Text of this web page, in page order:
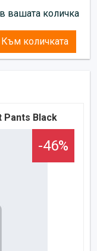
вашата количка
Към количката
Pants Black
-46%